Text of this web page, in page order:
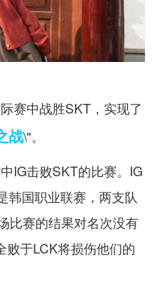
赛中战胜SKT，实现了
战\"。
IG击败SKT的比赛。IG
韩国职业联赛，两支队
比赛的结果对名次没有
败于LCK将损伤他们的